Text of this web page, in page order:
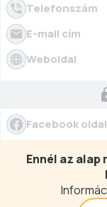
Telefonszám
E-mail cím
Weboldal
Facebook oldal
Ennél az